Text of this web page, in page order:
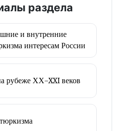
раздела
и внутренние
интересам России
рубеже ХХ–XXI веков